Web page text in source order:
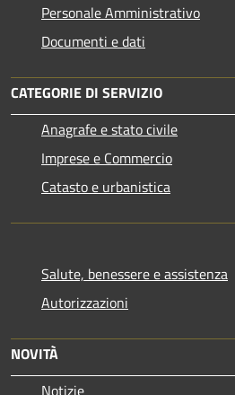
Personale Amministrativo
Documenti e dati
CATEGORIE DI SERVIZIO
Anagrafe e stato civile
Imprese e Commercio
Catasto e urbanistica
Salute, benessere e assistenza
Autorizzazioni
NOVITÀ
Notizie